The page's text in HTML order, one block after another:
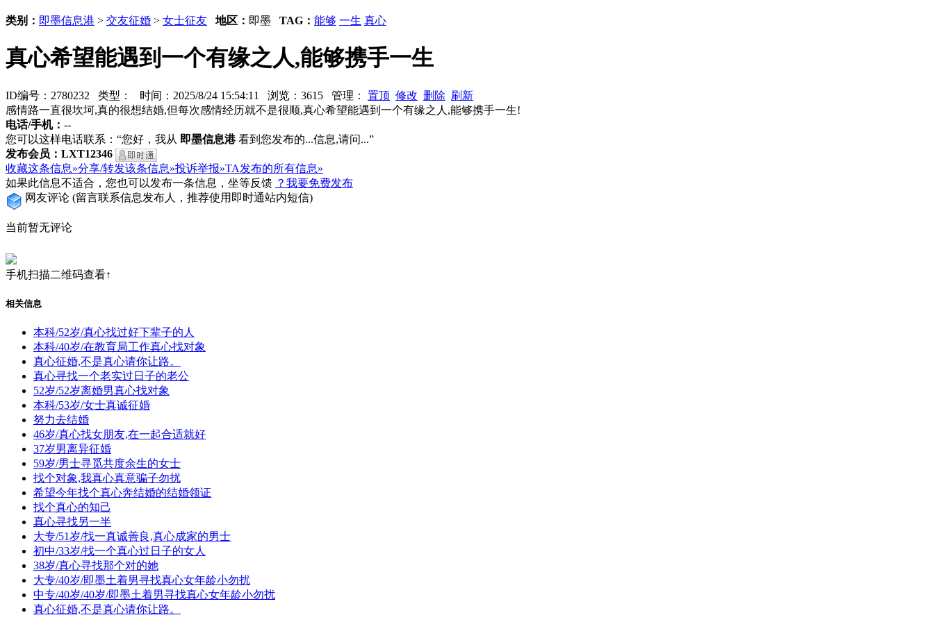
类别： 即墨信息港 > 交友征婚 > 女士征友 地区： 即墨 TAG： 能够 一生 真心
真心希望能遇到一个有缘之人,能够携手一生
ID编号：2780232 类型： 时间：2025/8/24 15:54:11 浏览：3615 管理： 置顶 修改 删除 刷新
感情路一直很坎坷,真的很想结婚,但每次感情经历就不是很顺,真心希望能遇到一个有缘之人,能够携手一生!
电话/手机： --
您可以这样电话联系：“您好，我从 即墨信息港看到您发布的...信息,请问...”
发布会员：LXT12346
收藏这条信息»分享/转发该条信息»投诉举报»TA发布的所有信息»
如果此信息不适合，您也可以发布一条信息，坐等反馈 ？我要免费发布
网友评论 (留言联系信息发布人，推荐使用即时通站内短信)
当前暂无评论
手机扫描二维码查看↑
相关信息
本科/52岁/真心找过好下辈子的人
本科/40岁/在教育局工作真心找对象
真心征婚,不是真心请你让路。
真心寻找一个老实过日子的老公
52岁/52岁离婚男真心找对象
本科/53岁/女士真诚征婚
努力去结婚
46岁/真心找女朋友,在一起合适就好
37岁男离异征婚
59岁/男士寻觅共度余生的女士
找个对象,我真心真意骗子勿扰
希望今年找个真心奔结婚的结婚领证
找个真心的知己
真心寻找另一半
大专/51岁/找一真诚善良,真心成家的男士
初中/33岁/找一个真心过日子的女人
38岁/真心寻找那个对的她
大专/40岁/即墨土着男寻找真心女年龄小勿扰
中专/40岁/40岁/即墨土着男寻找真心女年龄小勿扰
真心征婚,不是真心请你让路。